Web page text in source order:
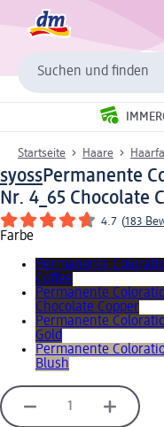
Suchen und finden
Startseite Haare
syossPermanente
Nr. 4_65 Chocolate
4.7 (183
Farbe
Permanente
Coffee
Permanente
Chocolate Copper
Permanente
Gold
Permanente
Blush